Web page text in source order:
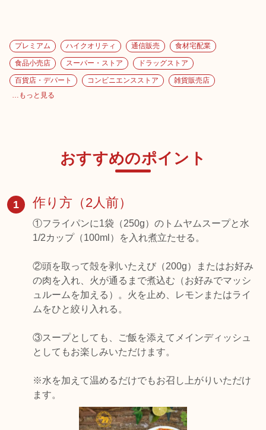
プレミアム ハイクオリティ 通信販売 食材宅配業
食品小売店 スーパー・ストア ドラッグストア
百貨店・デパート コンビニエンスストア
雑貨販売店
…もっと見る
おすすめのポイント
1 作り方（2人前）
①フライパンに1袋（250g）のトムヤムスープと水
1/2カップ（100ml）を入れ煮立たせる。
②頭を取って殻を剥いたえび（200g）またはお好み
の肉を入れ、火が通るまで煮込む（お好みでマッシ
ュルームを加える）。火を止め、レモンまたはライ
ムをひと絞り入れる。
③スープとしても、ご飯を添えてメインディッシュ
としてもお楽しみいただけます。
※水を加えて温めるだけでもお召し上がりいただけ
ます。